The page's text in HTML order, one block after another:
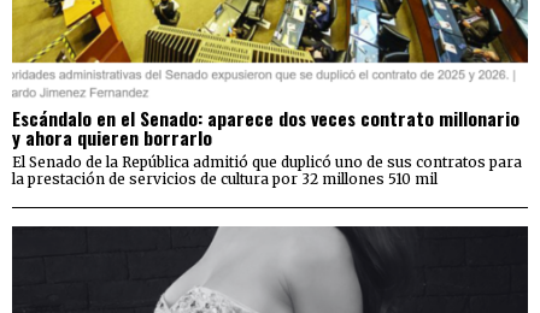
Escándalo en el Senado: aparece dos veces contrato millonario
y ahora quieren borrarlo
El Senado de la República admitió que duplicó uno de sus contratos para
la prestación de servicios de cultura por 32 millones 510 mil